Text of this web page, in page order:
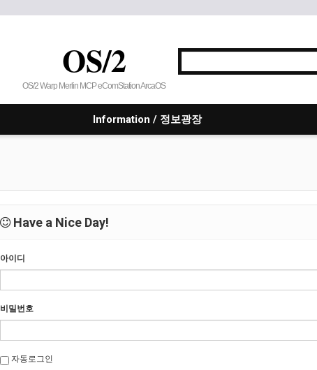
OS/2
OS/2 Warp Merlin MCP eComStation ArcaOS
Information / 정보광장
Have a Nice Day!
아이디
비밀번호
자동로그인